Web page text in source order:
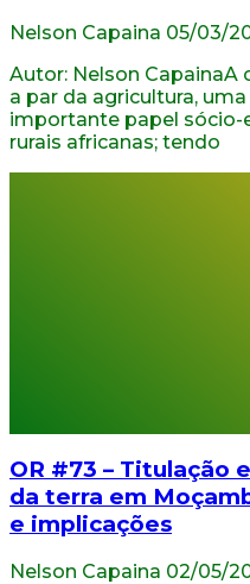
Nelson Capaina 05/03/
Autor: Nelson CapainaA
a par da agricultura,
importante papel sócio-
rurais africanas; tendo
OR #73 – Titulação
da terra em
e implicações
Nelson Capaina 02/05/